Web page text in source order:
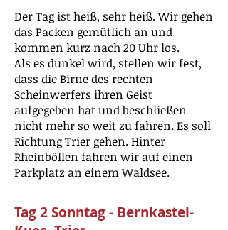
Der Tag ist heiß, sehr heiß. Wir gehen
das Packen gemütlich an und
kommen kurz nach 20 Uhr los.
Als es dunkel wird, stellen wir fest,
dass die Birne des rechten
Scheinwerfers ihren Geist
aufgegeben hat und beschließen
nicht mehr so weit zu fahren. Es soll
Richtung Trier gehen. Hinter
Rheinböllen fahren wir auf einen
Parkplatz an einem Waldsee.
Tag 2 Sonntag - Bernkastel-